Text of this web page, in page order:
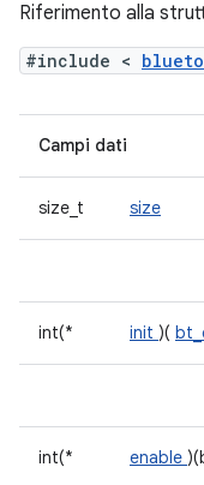
Riferimento alla
#include <
Campi dati
size_t size
int(* init )(
int(* enable